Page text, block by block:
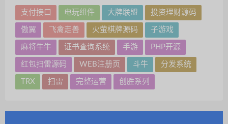
支付接口 电玩组件 大牌联盟 投资理财源码
傲翼 飞禽走兽 火萤棋牌源码 子游戏
麻将牛牛 证书查询系统 手游 PHP开源
红包扫雷源码 WEB注册页 斗牛 分发系统
TRX 扫雷 完整运营 创胜系列